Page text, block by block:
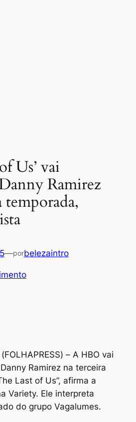
Us’ vai
Ramirez
temporada,
—porbelezaintro
– A HBO vai
Ramirez na terceira
Last of Us”, afirma a
Variety. Ele interpreta
do grupo Vagalumes.